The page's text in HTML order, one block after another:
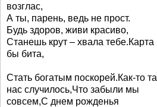
возглас,
А ты, парень, ведь не прост.
Будь здоров, живи красиво,
Станешь крут – хвала
бы бита,
Стать богатым поскорей.Как-то
нас случилось,Что забыли мы
совсем,С днем рожденья